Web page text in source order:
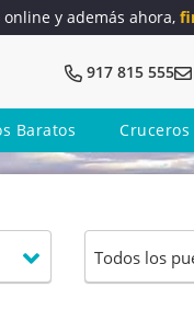
y además ahora,
917 815 555
Baratos